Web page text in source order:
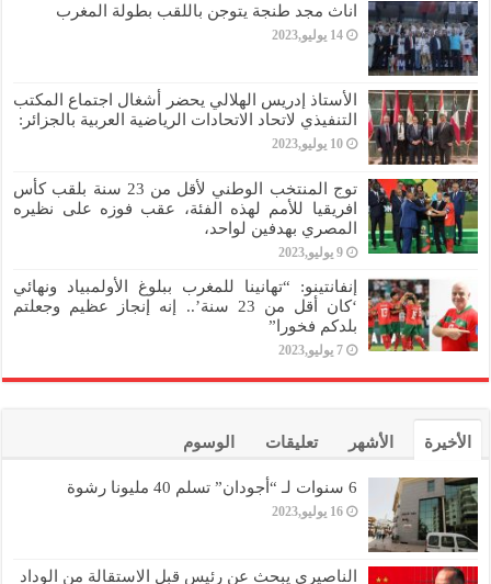
اناث مجد طنجة يتوجن باللقب بطولة المغرب
14 يوليو,2023
الأستاذ إدريس الهلالي يحضر أشغال اجتماع المكتب
التنفيذي لاتحاد الاتحادات الرياضية العربية بالجزائر:
10 يوليو,2023
توج المنتخب الوطني لأقل من 23 سنة بلقب كأس
افريقيا للأمم لهذه الفئة، عقب فوزه على نظيره
المصري بهدفين لواحد،
9 يوليو,2023
إنفانتينو: “تهانينا للمغرب ببلوغ الأولمبياد ونهائي
‘كان أقل من 23 سنة’.. إنه إنجاز عظيم وجعلتم
بلدكم فخورا”
7 يوليو,2023
الأخيرة الأشهر تعليقات الوسوم
6 سنوات لـ “أجودان” تسلم 40 مليونا رشوة
16 يوليو,2023
الناصيري يبحث عن رئيس قبل الاستقالة من الوداد